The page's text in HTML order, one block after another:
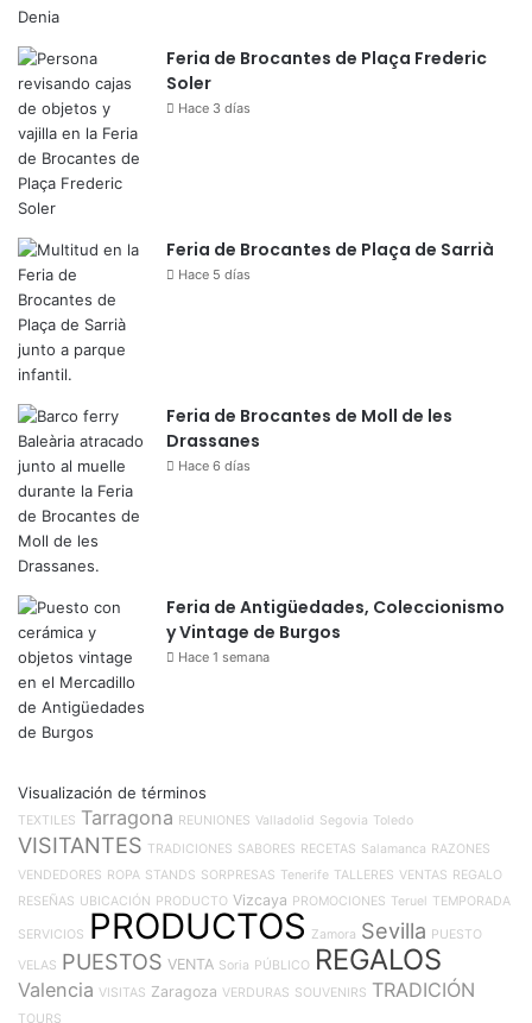
Feria de Brocantes de Plaça Frederic
Soler
Hace 3 días
Feria de Brocantes de Plaça de Sarrià
Hace 5 días
Feria de Brocantes de Moll de les
Drassanes
Hace 6 días
Feria de Antigüedades, Coleccionismo
y Vintage de Burgos
Hace 1 semana
Visualización de términos
TEXTILES Tarragona REUNIONES Valladolid Segovia Toledo
VISITANTES TRADICIONES SABORES RECETAS Salamanca RAZONES
VENDEDORES ROPA STANDS SORPRESAS Tenerife TALLERES VENTAS REGALO
RESEÑAS UBICACIÓN PRODUCTO Vizcaya PROMOCIONES Teruel TEMPORADA
SERVICIOS PRODUCTOS Zamora Sevilla PUESTO
VELAS PUESTOS VENTA Soria PÚBLICO REGALOS
Valencia VISITAS Zaragoza VERDURAS SOUVENIRS TRADICIÓN
TOURS